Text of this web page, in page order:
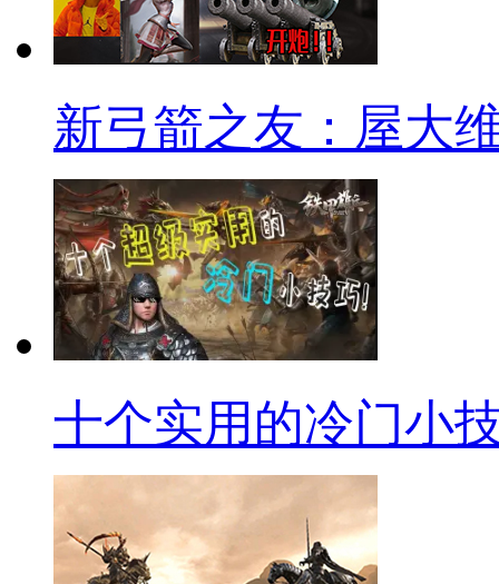
新弓箭之友：屋大
十个实用的冷门小